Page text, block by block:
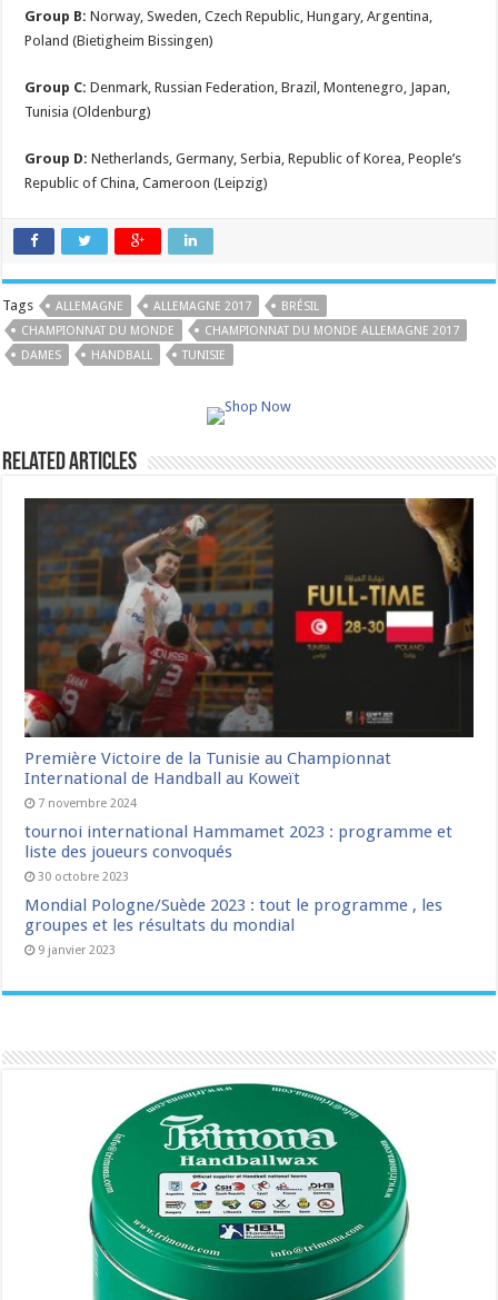
Group B: Norway, Sweden, Czech Republic, Hungary, Argentina,
Poland (Bietigheim Bissingen)
Group C: Denmark, Russian Federation, Brazil, Montenegro, Japan,
Tunisia (Oldenburg)
Group D: Netherlands, Germany, Serbia, Republic of Korea, People’s
Republic of China, Cameroon (Leipzig)
Tags ALLEMAGNE ALLEMAGNE 2017
BRÉSIL
CHAMPIONNAT DU MONDE
CHAMPIONNAT DU MONDE ALLEMAGNE 2017
DAMES
HANDBALL TUNISIE
Related Articles
Première Victoire de la Tunisie au Championnat
International de Handball au Koweït
7 novembre 2024
tournoi international Hammamet 2023 : programme et
liste des joueurs convoqués
30 octobre 2023
Mondial Pologne/Suède 2023 : tout le programme , les
groupes et les résultats du mondial
9 janvier 2023